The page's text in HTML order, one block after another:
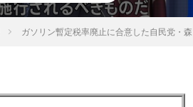
ガソリン暫定税率廃止に合意した自民党・